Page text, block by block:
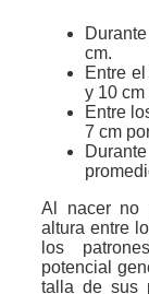
cm.
Entre
y 10 cm
Entre
7 cm
Al nacer no
altura entre
los
potencial
talla de sus